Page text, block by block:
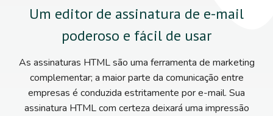
Um editor de assinatura de e-mail
poderoso e fácil de usar
As assinaturas HTML são uma ferramenta de marketing
complementar; a maior parte da comunicação entre
empresas é conduzida estritamente por e-mail. Sua
assinatura HTML com certeza deixará uma impressão